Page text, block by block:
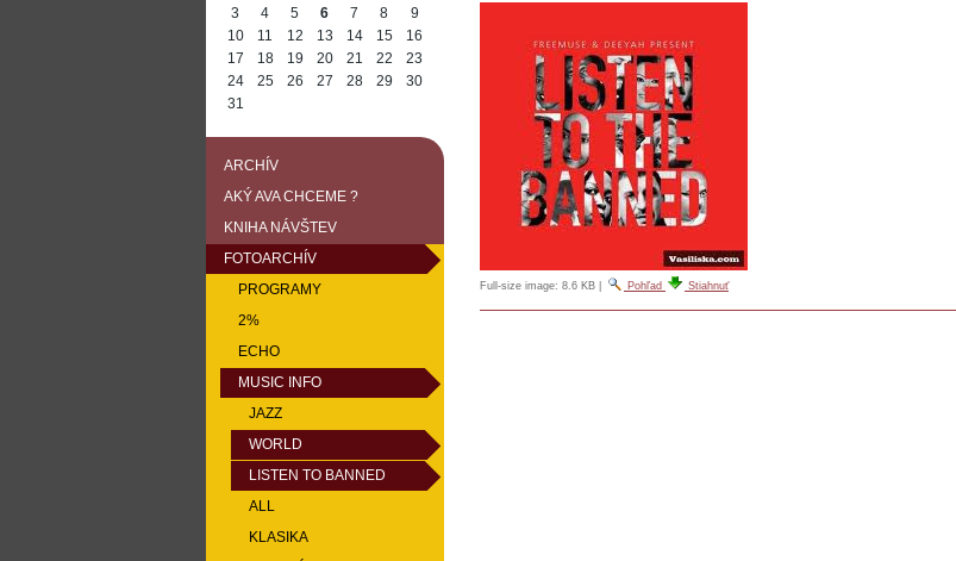
Full-size image: 8.6 KB Pohľad Stiahnuť
3
4 5 6 7 8
9
10
11 12 13 14 15
16
17
18 19 20 21 22
23
24
25 26 27 28 29
30
31
ARCHÍV
AKÝ AVA CHCEME ?
KNIHA NÁVŠTEV
FOTOARCHÍV
PROGRAMY
2%
ECHO
MUSIC INFO
JAZZ
WORLD
LISTEN TO BANNED
ALL
KLASIKA